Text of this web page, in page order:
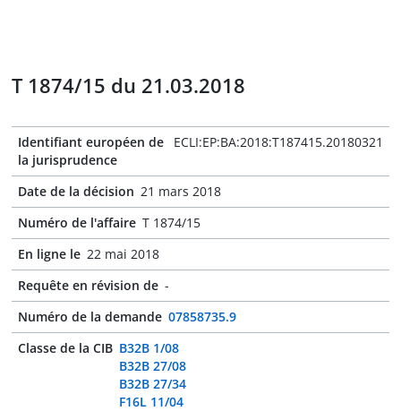
T 1874/15 du 21.03.2018
Identifiant européen de
la jurisprudence
ECLI:EP:BA:2018:T187415.20180321
Date de la décision 21 mars 2018
Numéro de l'affaire T 1874/15
En ligne le 22 mai 2018
Requête en révision de -
Numéro de la demande 07858735.9
Classe de la CIB B32B 1/08
B32B 27/08
B32B 27/34
F16L 11/04